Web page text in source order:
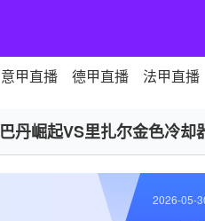
意甲直播 德甲直播 法甲直播
巴丹崛起VS里扎尔金色冷却
2026-05-